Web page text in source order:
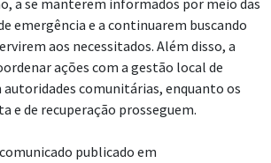
a se manterem informados por meio das
emergência e a continuarem buscando
aos necessitados. Além disso, a
ações com a gestão local de
autoridades comunitárias, enquanto os
e de recuperação prosseguem.
publicado em